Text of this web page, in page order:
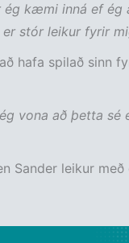
ég kæmi inná ef ég
stór leikur fyrir
hafa spilað sinn
vona að þetta sé
Sander leikur með